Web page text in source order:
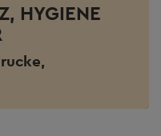
HYGIENE